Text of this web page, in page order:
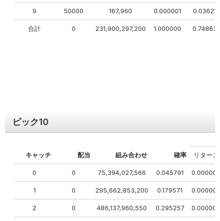
9 50000 167,960 0.000001 0.036214
合計 0 231,900,297,200 1.000000
ピック10
キャッチ 配当 組み合わせ 確率 リターン
0 0 75,394,027,566 0.045791 0.000000
1 0 295,662,853,200 0.179571 0.000000
2 0 486,137,960,550 0.295257 0.000000